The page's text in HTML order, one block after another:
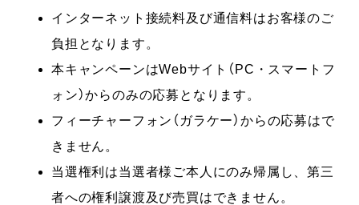
インターネット接続料及び通信料はお客様のご
負担となります。
本キャンペーンはWebサイト（PC・スマートフ
ォン）からのみの応募となります。
フィーチャーフォン（ガラケー）からの応募はで
きません。
当選権利は当選者様ご本人にのみ帰属し、第三
者への権利譲渡及び売買はできません。